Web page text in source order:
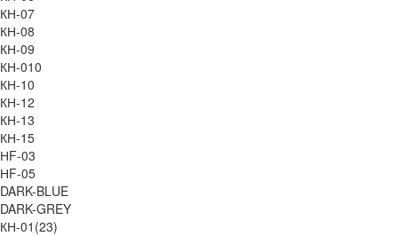
КН-07
КН-08
КН-09
КН-010
КН-10
КН-12
КН-13
КН-15
НF-03
НF-05
DARK-BLUE
DARK-GREY
КН-01(23)